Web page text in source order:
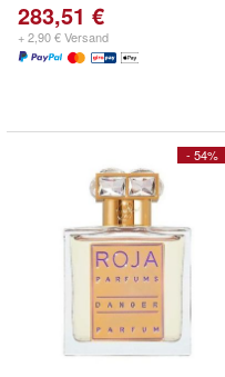
283,51 €
+ 2,90 € Versand
- 54%